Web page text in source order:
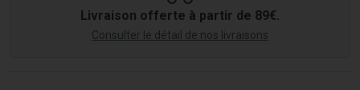
Livraison offerte à partir de 89€.
Consulter le détail de nos livraisons